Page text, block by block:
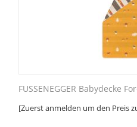
FUSSENEGGER Babydecke
[Zuerst anmelden um den Preis